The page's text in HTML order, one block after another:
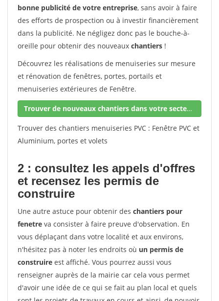
bonne publicité de votre entreprise, sans avoir à faire
des efforts de prospection ou à investir financièrement
dans la publicité. Ne négligez donc pas le bouche-à-
oreille pour obtenir des nouveaux chantiers !
Découvrez les réalisations de menuiseries sur mesure
et rénovation de fenêtres, portes, portails et
menuiseries extérieures de Fenêtre.
Trouver de nouveaux chantiers dans votre secteur !
Trouver des chantiers menuiseries PVC : Fenêtre PVC et
Aluminium, portes et volets
2 : consultez les appels d'offres
et recensez les permis de
construire
Une autre astuce pour obtenir des chantiers pour
fenetre va consister à faire preuve d'observation. En
vous déplaçant dans votre localité et aux environs,
n'hésitez pas à noter les endroits où un permis de
construire est affiché. Vous pourrez aussi vous
renseigner auprès de la mairie car cela vous permet
d'avoir une idée de ce qui se fait au plan local et quels